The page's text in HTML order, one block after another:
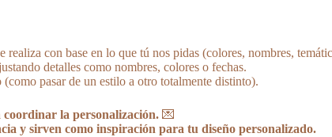
realiza con base en lo que tú nos pidas (colores, nombres,
detalles como nombres, colores o fechas.
pasar de un estilo a otro totalmente distinto).
coordinar la personalización. 💌
y sirven como inspiración para tu diseño personalizado.